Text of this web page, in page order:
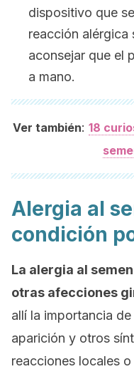
dispositivo que
reacción alérgica
aconsejar que el
a mano.
Ver también: 18
Alergia al
condición
La alergia al
otras afecciones
allí la importancia
aparición y otros
reacciones locales o